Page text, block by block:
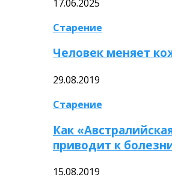
17.06.2025
Старение
Человек меняет
29.08.2019
Старение
Как
приводит к
15.08.2019